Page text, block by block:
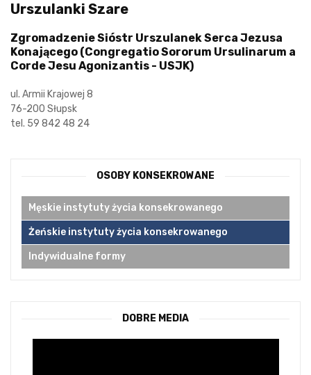
Urszulanki Szare
Zgromadzenie Sióstr Urszulanek Serca Jezusa
Konającego (Congregatio Sororum Ursulinarum a
Corde Jesu Agonizantis - USJK)
ul. Armii Krajowej 8
76-200 Słupsk
tel. 59 842 48 24
OSOBY KONSEKROWANE
Męskie instytuty życia konsekrowanego
Żeńskie instytuty życia konsekrowanego
Indywidualne formy
DOBRE MEDIA